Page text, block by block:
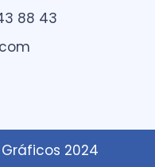
88 43
2024